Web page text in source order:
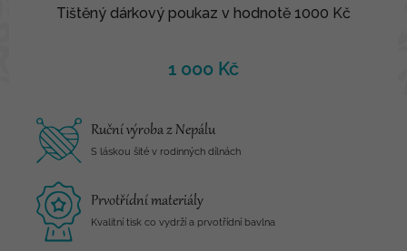
Tištěný dárkový poukaz v hodnotě 1000 Kč
1 000 Kč
Ruční výroba z Nepálu
S láskou šité v rodinných dílnách
Prvotřídní materiály
Kvalitní tisk co vydrží a prvotřídní bavlna